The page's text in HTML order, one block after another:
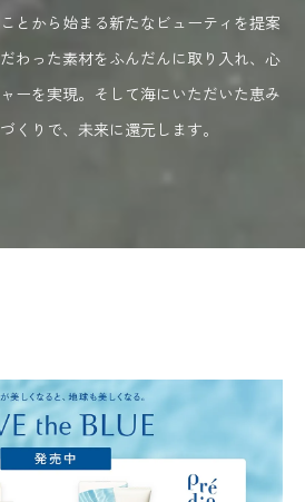
とから始まる新たな ビューティを提案
わった素材をふんだんに取り入れ、 心
ーを実現。 そして海にいただいた恵み
くりで、未来に還元します。